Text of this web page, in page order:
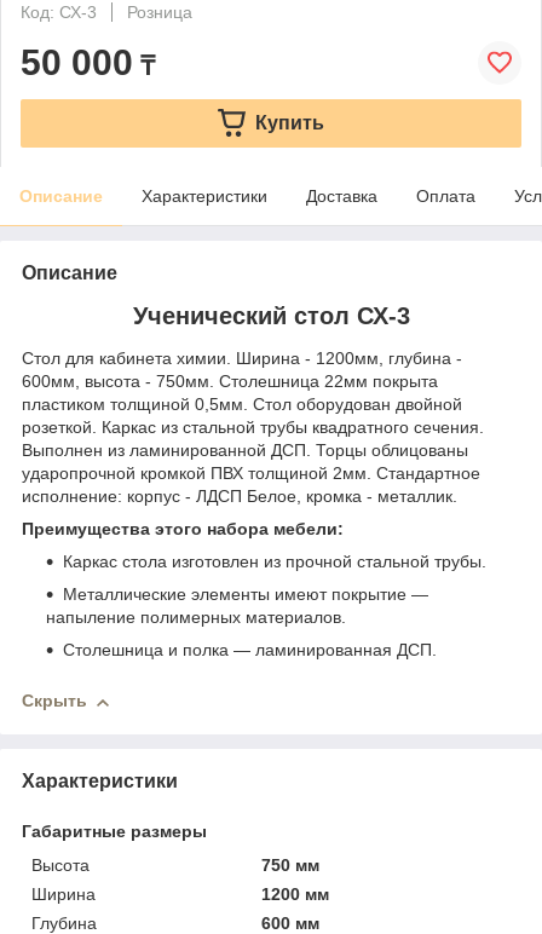
Код: СХ-3
Розница
50 000 ₸
Купить
Описание Характеристики Доставка Оплата
Описание
Ученический стол СХ-3
Стол для кабинета химии. Ширина - 1200мм, глубина -
600мм, высота - 750мм. Столешница 22мм покрыта
пластиком толщиной 0,5мм. Стол оборудован двойной
розеткой. Каркас из стальной трубы квадратного сечения.
Выполнен из ламинированной ДСП. Торцы облицованы
ударопрочной кромкой ПВХ толщиной 2мм. Стандартное
исполнение: корпус - ЛДСП Белое, кромка - металлик.
Преимущества этого набора мебели:
Каркас стола изготовлен из прочной стальной трубы.
Металлические элементы имеют покрытие —
напыление полимерных материалов.
Столешница и полка — ламинированная ДСП.
Скрыть
Характеристики
Габаритные размеры
Высота
750 мм
Ширина
1200 мм
Глубина
600 мм